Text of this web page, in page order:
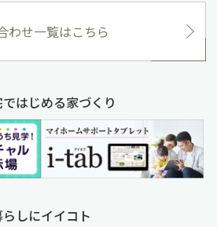
わせ一覧はこちら
はじめる家づくり
しにイイコト